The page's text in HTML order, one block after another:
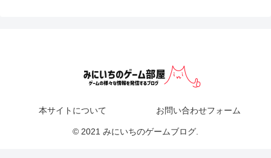
本サイトについて お問い合わせフォーム
© 2021 みにいちのゲームブログ.